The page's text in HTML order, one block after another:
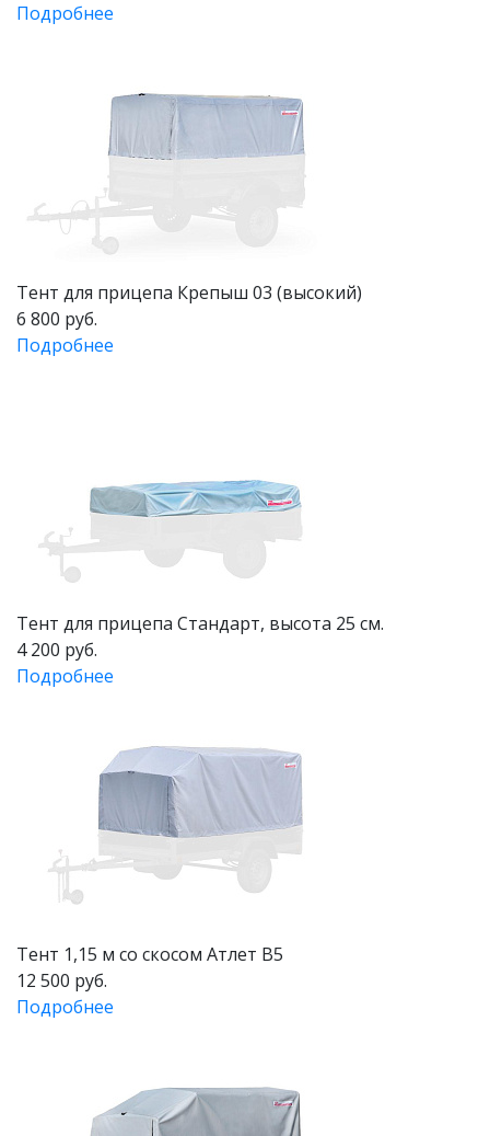
Подробнее
Тент для прицепа Крепыш 03 (высокий)
6 800 руб.
Подробнее
Тент для прицепа Стандарт, высота 25 см.
4 200 руб.
Подробнее
Тент 1,15 м со скосом Атлет В5
12 500 руб.
Подробнее